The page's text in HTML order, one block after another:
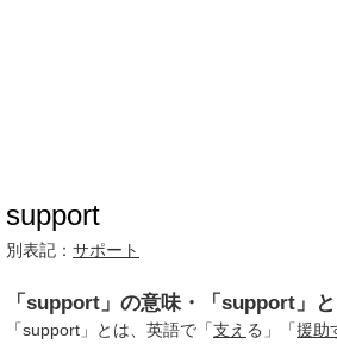
support
別表記： サポート
「support」の意味・「support」
「support」とは、英語で「支え る」「援助